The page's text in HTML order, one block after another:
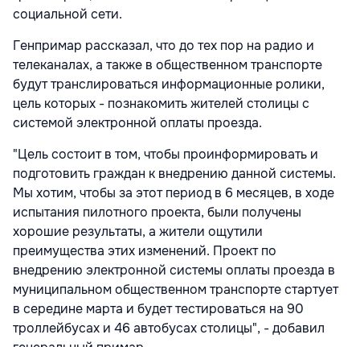
социальной сети.
Генпримар рассказал, что до тех пор на радио и
телеканалах, а также в общественном транспорте
будут транслироваться информационные ролики,
цель которых - познакомить жителей столицы с
системой электронной оплаты проезда.
"Цель состоит в том, чтобы проинформировать и
подготовить граждан к внедрению данной системы.
Мы хотим, чтобы за этот период в 6 месяцев, в ходе
испытания пилотного проекта, были получены
хорошие результаты, а жители ощутили
преимущества этих изменений. Проект по
внедрению электронной системы оплаты проезда в
муниципальном общественном транспорте стартует
в середине марта и будет тестироваться на 90
троллейбусах и 46 автобусах столицы", - добавил